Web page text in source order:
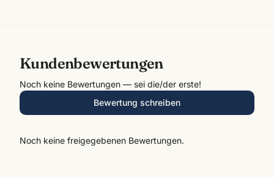
Kundenbewertungen
Noch keine Bewertungen — sei die/der erste!
Bewertung schreiben
Noch keine freigegebenen Bewertungen.